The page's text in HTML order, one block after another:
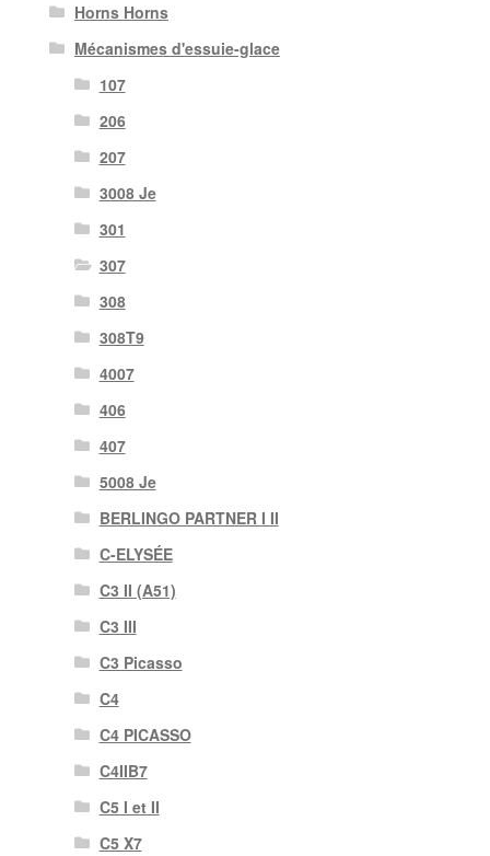
Horns Horns
Mécanismes d'essuie-glace
107
206
207
3008 Je
301
307
308
308T9
4007
406
407
5008 Je
BERLINGO PARTNER I II
C-ELYSÉE
C3 II (A51)
C3 III
C3 Picasso
C4
C4 PICASSO
C4IIB7
C5 I et II
C5 X7